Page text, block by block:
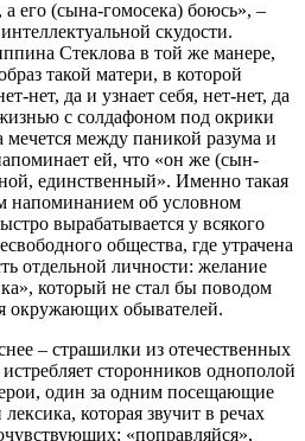
его (сына-гомосека) боюсь», –
скудости.
Стеклова в той же манере,
такой матери, в которой
нет, да и узнает себя, нет-нет, да
с солдафоном под окрики
мечется между паникой разума и
ей, что «он же (сын-
единственный». Именно такая
напоминанием об условном
вырабатывается у всякого
общества, где утрачена
отдельной личности: желание
который не стал бы поводом
окружающих обывателей.
– страшилки из отечественных
сторонников однополой
один за одним посещающие
которая звучит в речах
«поправляйся»,